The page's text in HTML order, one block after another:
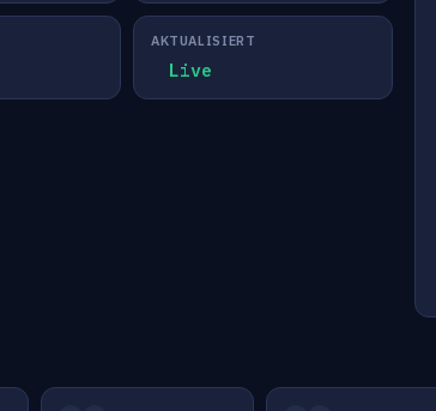
AKTUALISIERT
Live